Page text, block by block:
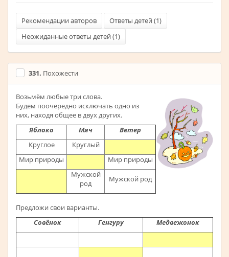
Рекомендации авторов Ответы детей (1)
Неожиданные ответы детей (1)
331. Похожести
Возьмём любые три слова.
Будем поочередно исключать одно из
них, находя общее в двух других.
Яблоко
Мяч
Ветер
Круглое
Круглый
Мир природы
Мир природы
Мужской
род
Мужской род
Предложи свои варианты.
Совёнок
Генгуру Медвежонок